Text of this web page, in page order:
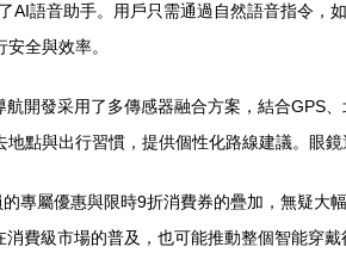
AI語音助手。用戶只需通過自然語音指令，
全與效率。
開發采用了多傳感器融合方案，結合GPS
點與出行習慣，提供個性化路線建議。眼
專屬優惠與限時9折消費券的疊加，無疑
費級市場的普及，也可能推動整個智能穿